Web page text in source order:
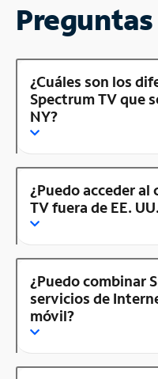
¿Cuáles son los
Spectrum TV que
NY?
¿Puedo acceder
TV fuera de EE.
¿Puedo combinar
servicios de
móvil?